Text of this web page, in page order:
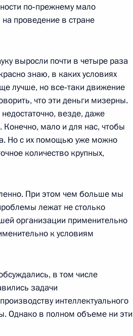
по‑прежнему мало
проведение в стране
выросли почти в четыре раза
знаю, в каких условиях
лучше, но все‑таки движение
что эти деньги мизерны.
везде, даже
Конечно, мало и для нас, чтобы
Но с их помощью уже можно
количество крупных,
При этом чем больше мы
лежат не столько
организации применительно
к условиям
в том числе
задачи
интеллектуального
Однако в полном объеме ни эти